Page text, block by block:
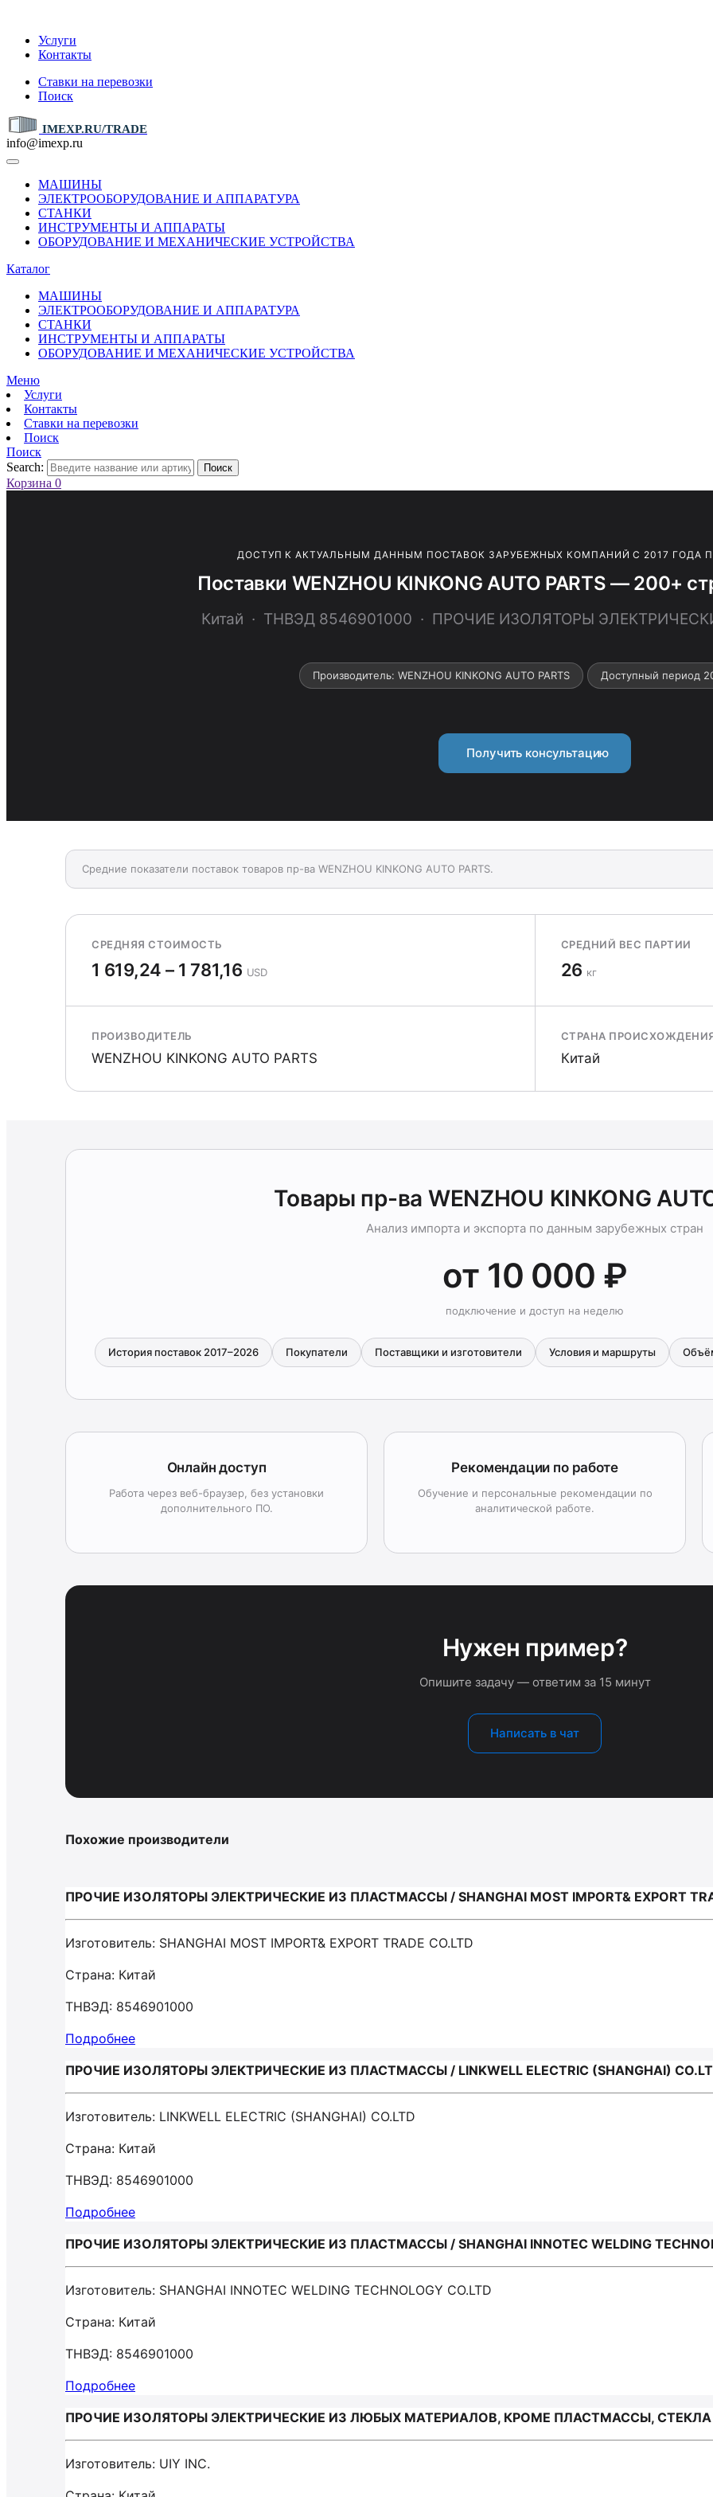
Услуги
Контакты
Ставки на перевозки
Поиск
IMEXP.RU/TRADE
info@imexp.ru
МАШИНЫ
ЭЛЕКТРООБОРУДОВАНИЕ И АППАРАТУРА
СТАНКИ
ИНСТРУМЕНТЫ И АППАРАТЫ
ОБОРУДОВАНИЕ И МЕХАНИЧЕСКИЕ УСТРОЙСТВА
Каталог
МАШИНЫ
ЭЛЕКТРООБОРУДОВАНИЕ И АППАРАТУРА
СТАНКИ
ИНСТРУМЕНТЫ И АППАРАТЫ
ОБОРУДОВАНИЕ И МЕХАНИЧЕСКИЕ УСТРОЙСТВА
Меню
Услуги
Контакты
Ставки на перевозки
Поиск
Поиск
Search:
Поиск
Корзина 0
ДОСТУП К АКТУАЛЬНЫМ ДАННЫМ ПОСТАВОК ЗАРУБЕЖНЫХ КОМПАНИЙ С 2017 ГОДА
Поставки WENZHOU KINKONG AUTO PARTS — 200+
Китай · ТНВЭД 8546901000 · ПРОЧИЕ ИЗОЛЯТОРЫ
Производитель: WENZHOU KINKONG AUTO PARTS Доступный период
Получить консультацию
Средние показатели поставок товаров пр-ва WENZHOU KINKONG AUTO PARTS.
СРЕДНЯЯ СТОИМОСТЬ
1 619,24 – 1 781,16 USD
СРЕДНИЙ ВЕС ПАРТИИ
26 кг
ПРОИЗВОДИТЕЛЬ
WENZHOU KINKONG AUTO PARTS
СТРАНА
Китай
Товары пр-ва WENZHOU KINKONG
Анализ импорта и экспорта по данным зарубежных стран
от 10 000 ₽
подключение и доступ на неделю
История поставок 2017–2026 Покупатели Поставщики и изготовители Условия и маршруты
Онлайн доступ
Работа через веб-браузер, без установки
дополнительного ПО.
Рекомендации по работе
Обучение и персональные рекомендации по
аналитической работе.
Нужен пример?
Опишите задачу — ответим за 15 минут
Написать в чат
Похожие производители
ПРОЧИЕ ИЗОЛЯТОРЫ ЭЛЕКТРИЧЕСКИЕ ИЗ ПЛАСТМАССЫ / SHANGHAI MOST IMPORT& EXPORT
Изготовитель: SHANGHAI MOST IMPORT& EXPORT TRADE CO.LTD
Страна: Китай
ТНВЭД: 8546901000
Подробнее
ПРОЧИЕ ИЗОЛЯТОРЫ ЭЛЕКТРИЧЕСКИЕ ИЗ ПЛАСТМАССЫ / LINKWELL ELECTRIC (SHANGHAI)
Изготовитель: LINKWELL ELECTRIC (SHANGHAI) CO.LTD
Страна: Китай
ТНВЭД: 8546901000
Подробнее
ПРОЧИЕ ИЗОЛЯТОРЫ ЭЛЕКТРИЧЕСКИЕ ИЗ ПЛАСТМАССЫ / SHANGHAI INNOTEC WELDING
Изготовитель: SHANGHAI INNOTEC WELDING TECHNOLOGY CO.LTD
Страна: Китай
ТНВЭД: 8546901000
Подробнее
ПРОЧИЕ ИЗОЛЯТОРЫ ЭЛЕКТРИЧЕСКИЕ ИЗ ЛЮБЫХ МАТЕРИАЛОВ, КРОМЕ ПЛАСТМАССЫ, СТЕКЛА
Изготовитель: UIY INC.